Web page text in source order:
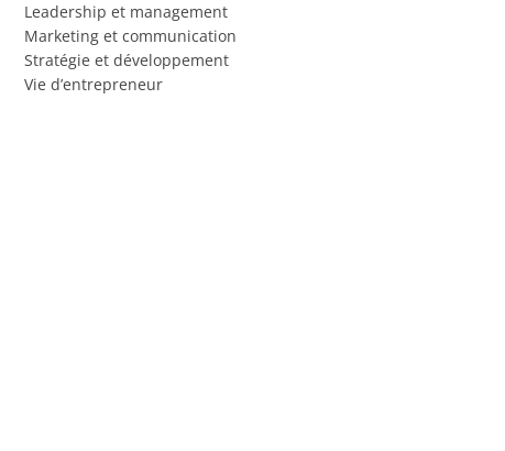
Leadership et management
Marketing et communication
Stratégie et développement
Vie d’entrepreneur